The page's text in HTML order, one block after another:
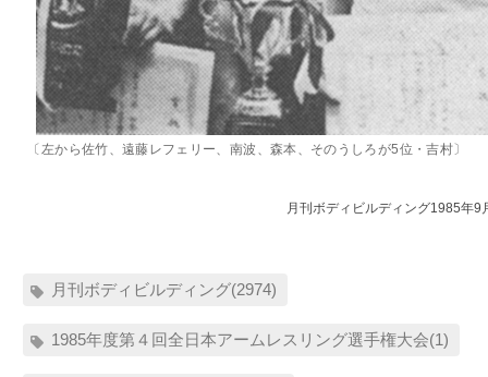
〔左から佐竹、遠藤レフェリー、南波、森本、そのうしろが5位・吉村〕
月刊ボディビルディング1985年9
月刊ボディビルディング(2974)
1985年度第４回全日本アームレスリング選手権大会(1)